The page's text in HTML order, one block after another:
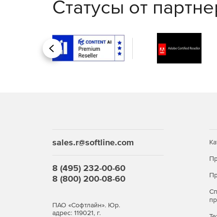
Управление веб‑контентом
Управление совместной
Объединение пользователей в рабочие
Использование календарей и уведомлений
Статусы от
Назад
sales.r@softline.com
8 (495) 232-00-60
8 (800) 200-08-60
ПАО «Софтлайн». Юр.
адрес: 119021, г.